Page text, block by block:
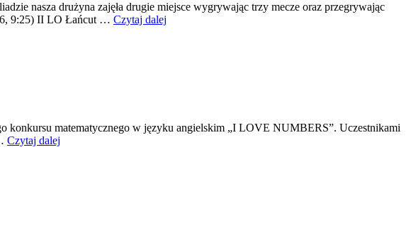
drużyna zajęła drugie miejsce wygrywając trzy mecze oraz przegrywając
9:25) II LO Łańcut … Czytaj dalej
konkursu matematycznego w języku angielskim „I LOVE NUMBERS”. Uczestnikami
Czytaj dalej